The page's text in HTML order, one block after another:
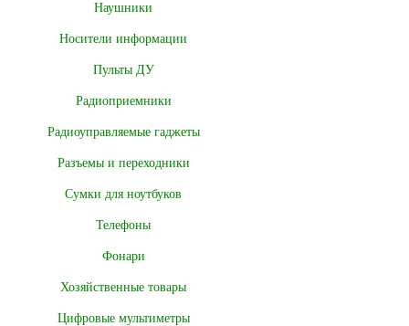
Наушники
Носители информации
Пульты ДУ
Радиоприемники
Радиоуправляемые гаджеты
Разъемы и переходники
Сумки для ноутбуков
Телефоны
Фонари
Хозяйственные товары
Цифровые мультиметры